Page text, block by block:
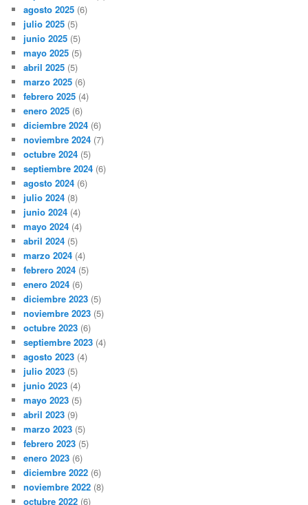
agosto 2025 (6)
julio 2025 (5)
junio 2025 (5)
mayo 2025 (5)
abril 2025 (5)
marzo 2025 (6)
febrero 2025 (4)
enero 2025 (6)
diciembre 2024 (6)
noviembre 2024 (7)
octubre 2024 (5)
septiembre 2024 (6)
agosto 2024 (6)
julio 2024 (8)
junio 2024 (4)
mayo 2024 (4)
abril 2024 (5)
marzo 2024 (4)
febrero 2024 (5)
enero 2024 (6)
diciembre 2023 (5)
noviembre 2023 (5)
octubre 2023 (6)
septiembre 2023 (4)
agosto 2023 (4)
julio 2023 (5)
junio 2023 (4)
mayo 2023 (5)
abril 2023 (9)
marzo 2023 (5)
febrero 2023 (5)
enero 2023 (6)
diciembre 2022 (6)
noviembre 2022 (8)
octubre 2022 (6)